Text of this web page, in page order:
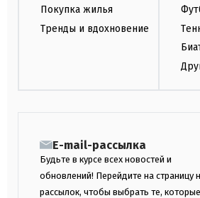
Покупка жилья
Тренды и вдохновение
E-mail-рассылка
Будьте в курсе всех новостей и
обновлений! Перейдите на страницу
рассылок, чтобы выбрать те, которые